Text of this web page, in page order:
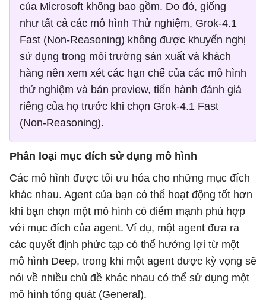
của Microsoft không bao gồm. Do đó, giống
như tất cả các mô hình Thử nghiệm, Grok-4.1
Fast (Non-Reasoning) không được khuyến nghị
sử dụng trong môi trường sản xuất và khách
hàng nên xem xét các hạn chế của các mô hình
thử nghiệm và bản preview, tiến hành đánh giá
riêng của họ trước khi chọn Grok-4.1 Fast
(Non-Reasoning).
Phân loại mục đích sử dụng mô hình
Các mô hình được tối ưu hóa cho những mục đích
khác nhau. Agent của bạn có thể hoạt động tốt hơn
khi bạn chọn một mô hình có điểm mạnh phù hợp
với mục đích của agent. Ví dụ, một agent đưa ra
các quyết định phức tạp có thể hưởng lợi từ một
mô hình Deep, trong khi một agent được kỳ vọng sẽ
nói về nhiều chủ đề khác nhau có thể sử dụng một
mô hình tổng quát (General).